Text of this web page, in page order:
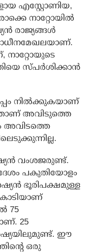
എസ്റ്റോണിയ,
നാറ്റോയില്‍
രാജ്യങ്ങള്‍
നാറ്റോയുടെ
സ്പര്‍ശിക്കാന്‍
നില്‍ക്കുകയാണ്
അവിടുത്തെ
അവിടത്തെ
വംശജരുണ്ട്.
പകുതിയോളം
ഭൂരിപക്ഷമുള്ള
75
25
ഈ
ഒരു